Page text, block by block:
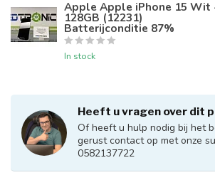
Apple Apple iPhone 15 Wit
128GB (12231)
Batterijconditie 87%
In stock
Heeft u vragen over dit
Of heeft u hulp nodig bij het
gerust contact op met onze
0582137722